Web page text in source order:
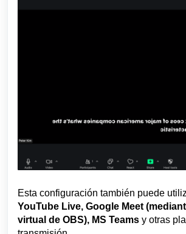
Esta configuración también puede
YouTube Live, Google Meet
virtual de OBS), MS Teams y otras